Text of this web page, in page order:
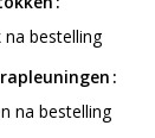
na bestelling
na bestelling